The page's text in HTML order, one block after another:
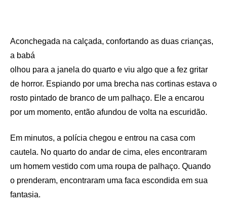
Aconchegada na calçada, confortando as duas crianças,
a babá
olhou para a janela do quarto e viu algo que a fez gritar
de horror. Espiando por uma brecha nas cortinas estava o
rosto pintado de branco de um palhaço. Ele a encarou
por um momento, então afundou de volta na escuridão.
Em minutos, a polícia chegou e entrou na casa com
cautela. No quarto do andar de cima, eles encontraram
um homem vestido com uma roupa de palhaço. Quando
o prenderam, encontraram uma faca escondida em sua
fantasia.